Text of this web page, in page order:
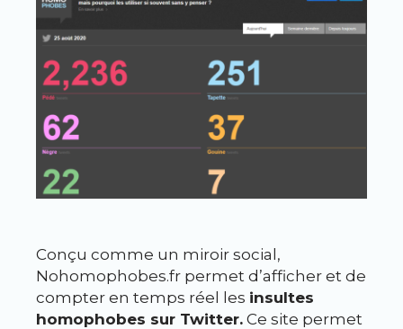
Conçu comme un miroir social,
Nohomophobes.fr permet d’afficher et de
compter en temps réel les insultes
homophobes sur Twitter. Ce site permet